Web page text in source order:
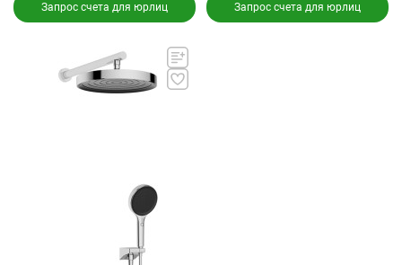
Запрос счета для юрлиц Запрос счета для юрлиц